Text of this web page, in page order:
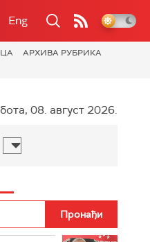
Eng
АРХИВА РУБРИКА
08. август 2026.